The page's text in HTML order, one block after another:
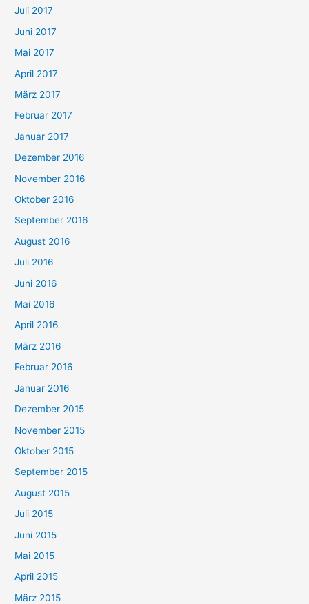
Juli 2017
Juni 2017
Mai 2017
April 2017
März 2017
Februar 2017
Januar 2017
Dezember 2016
November 2016
Oktober 2016
September 2016
August 2016
Juli 2016
Juni 2016
Mai 2016
April 2016
März 2016
Februar 2016
Januar 2016
Dezember 2015
November 2015
Oktober 2015
September 2015
August 2015
Juli 2015
Juni 2015
Mai 2015
April 2015
März 2015